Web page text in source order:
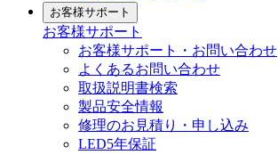
お客様サポート
お客様サポート
お客様サポート・お問い合わせ
よくあるお問い合わせ
取扱説明書検索
製品安全情報
修理のお見積り・申し込み
LED5年保証